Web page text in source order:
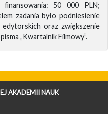
finansowania: 50 000 PLN;
zadania było podniesienie
oraz zwiększenie
„Kwartalnik Filmowy”.
AKADEMII NAUK